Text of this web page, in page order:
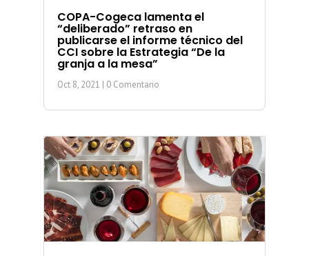
COPA-Cogeca lamenta el
“deliberado” retraso en
publicarse el informe técnico del
CCI sobre la Estrategia “De la
granja a la mesa”
Oct 8, 2021 | 0 Comentario